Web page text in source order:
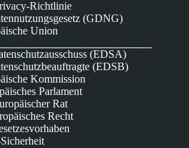
Richtlinie
(GDNG)
Union
(EDSA)
(EDSB)
Kommission
Parlament
Rat
Recht